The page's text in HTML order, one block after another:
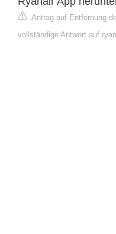
Antrag auf Entfernung
vollständige Antwort auf